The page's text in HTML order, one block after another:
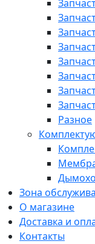
Разное
Зона
О магазине
Доставка и
Контакты